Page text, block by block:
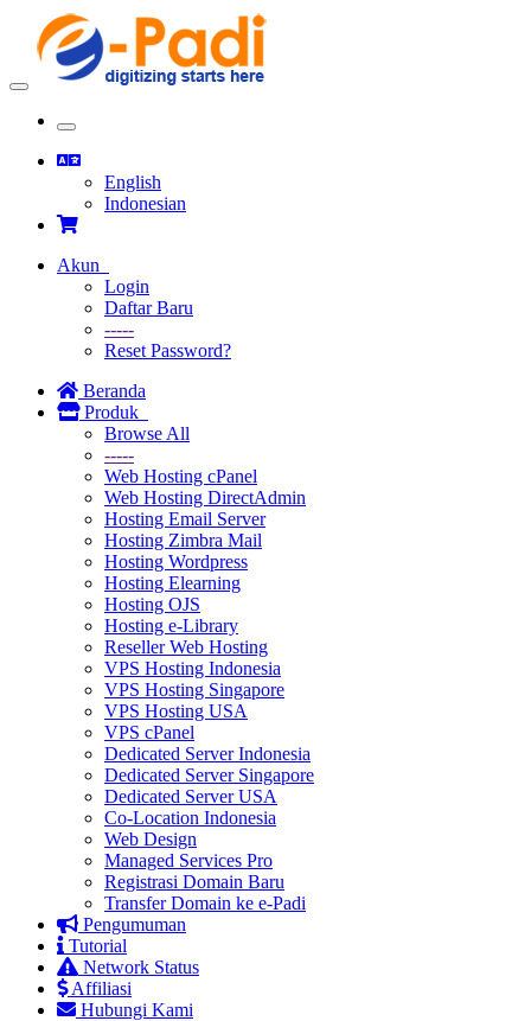
Toggle
Toggle
navigation
English
Indonesian
Akun
Login
Daftar Baru
-----
Reset Password?
Beranda
Produk
Browse All
-----
Web Hosting cPanel
Web Hosting DirectAdmin
Hosting Email Server
Hosting Zimbra Mail
Hosting Wordpress
Hosting Elearning
Hosting OJS
Hosting e-Library
Reseller Web Hosting
VPS Hosting Indonesia
VPS Hosting Singapore
VPS Hosting USA
VPS cPanel
Dedicated Server Indonesia
Dedicated Server Singapore
Dedicated Server USA
Co-Location Indonesia
Web Design
Managed Services Pro
Registrasi Domain Baru
Transfer Domain ke e-Padi
Pengumuman
Tutorial
Network Status
Affiliasi
Hubungi Kami